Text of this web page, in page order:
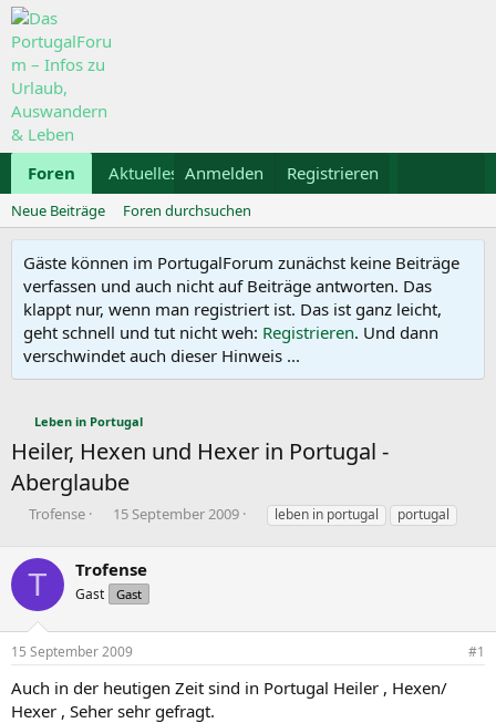
Foren Aktuelles Galerie Kalender
Anmelden Registrieren
Neue Beiträge Foren durchsuchen
Gäste können im PortugalForum zunächst keine Beiträge
verfassen und auch nicht auf Beiträge antworten. Das
klappt nur, wenn man registriert ist. Das ist ganz leicht,
geht schnell und tut nicht weh: Registrieren. Und dann
verschwindet auch dieser Hinweis ...
Leben in Portugal
Heiler, Hexen und Hexer in Portugal -
Aberglaube
E
t
l
l
e
r
Trofense
E
t
e
l
t
a
m
15 September 2009
S
w
r
t
leben in portugal portugal
T Trofense
Gast Gast
15 September 2009 #1
Auch in der heutigen Zeit sind in Portugal Heiler , Hexen/
Hexer , Seher sehr gefragt.